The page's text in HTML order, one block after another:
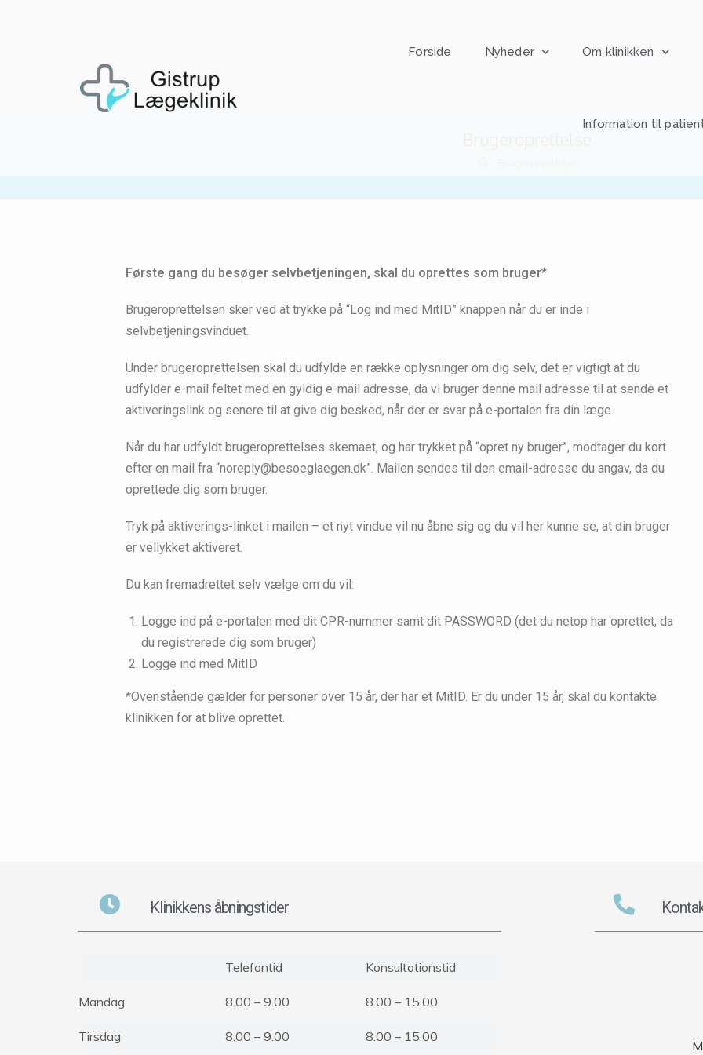
Forside Nyheder Om klinikken
Information til
Første gang du besøger selvbetjeningen, skal du oprettes som bruger*
Brugeroprettelsen sker ved at trykke på “Log ind med MitID” knappen når du er inde i
selvbetjeningsvinduet.
Under brugeroprettelsen skal du udfylde en række oplysninger om dig selv, det er vigtigt at du
udfylder e-mail feltet med en gyldig e-mail adresse, da vi bruger denne mail adresse til at sende et
aktiveringslink og senere til at give dig besked, når der er svar på e-portalen fra din læge.
Når du har udfyldt brugeroprettelses skemaet, og har trykket på “opret ny bruger”, modtager du kort
efter en mail fra “noreply@besoeglaegen.dk”. Mailen sendes til den email-adresse du angav, da du
oprettede dig som bruger.
Tryk på aktiverings-linket i mailen – et nyt vindue vil nu åbne sig og du vil her kunne se, at din bruger
er vellykket aktiveret.
Du kan fremadrettet selv vælge om du vil:
Logge ind på e-portalen med dit CPR-nummer samt dit PASSWORD (det du netop har oprettet, da
du registrerede dig som bruger)
Logge ind med MitID
*Ovenstående gælder for personer over 15 år, der har et MitID. Er du under 15 år, skal du kontakte
klinikken for at blive oprettet.
Klinikkens åbningstider
Telefontid Konsultationstid
Mandag 8.00 – 9.00 8.00 – 15.00
Tirsdag 8.00 – 9.00 8.00 – 15.00